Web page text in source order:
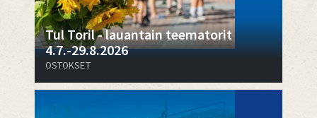
Tul Toril - lauantain teematorit
4.7.-29.8.2026
OSTOKSET